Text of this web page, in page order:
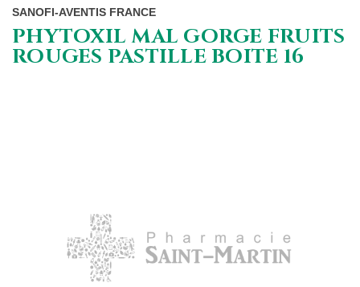
SANOFI-AVENTIS FRANCE
PHYTOXIL MAL GORGE FRUITS
ROUGES PASTILLE BOITE 16